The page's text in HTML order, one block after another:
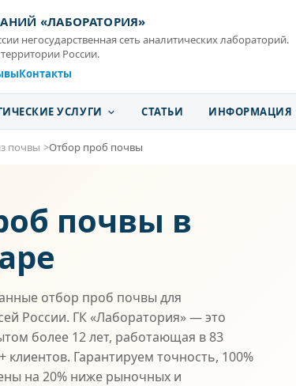
«ЛАБОРАТОРИЯ»
негосударственная сеть аналитических лабораторий.
России.
Контакты
УСЛУГИ СТАТЬИ ИНФОРМАЦИЯ
почвы Отбор проб почвы
почвы в
отбор проб почвы для
России. ГК «Лаборатория» — это
более 12 лет, работающая в 83
клиентов. Гарантируем точность, 100%
на 20% ниже рыночных и